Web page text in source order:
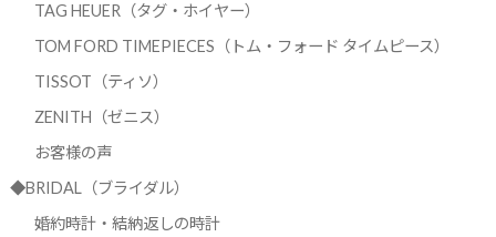
TAG HEUER（タグ・ホイヤー）
TOM FORD TIMEPIECES（トム・フォード タイムピース）
TISSOT（ティソ）
ZENITH（ゼニス）
お客様の声
◆BRIDAL（ブライダル）
婚約時計・結納返しの時計